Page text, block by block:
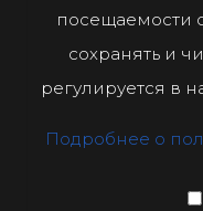
посещаемости
сохранять и
регулируется в
Подробнее о